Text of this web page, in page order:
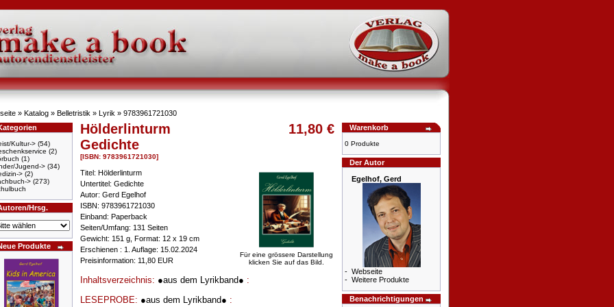
» Katalog » Belletristik » Lyrik » 9783961721030
Kultur-> (54)
(2)
(1)
Jugend-> (34)
> (2)
> (273)
Hrsg.
Produkte
Hölderlinturm
Gedichte
[ISBN: 9783961721030]
11,80 €
Für eine grössere Darstellung
klicken Sie auf das Bild.
Titel: Hölderlinturm
Untertitel: Gedichte
Autor: Gerd Egelhof
ISBN: 9783961721030
Einband: Paperback
Seiten/Umfang: 131 Seiten
Gewicht: 151 g, Format: 12 x 19 cm
Erschienen : 1. Auflage: 15.02.2024
Preisinformation: 11,80 EUR
Inhaltsverzeichnis: ●aus dem Lyrikband● :
LESEPROBE: ●aus dem Lyrikband● :
Warenkorb
0 Produkte
Der Autor
Egelhof, Gerd
- Webseite
- Weitere Produkte
Benachrichtigungen